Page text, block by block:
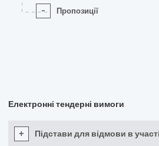
- Пропозиції
Електронні тендерні вимоги
+ Підстави для відмови в